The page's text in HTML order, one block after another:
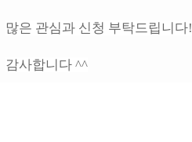
많은 관심과 신청 부탁드립니다!
감사합니다 ^^